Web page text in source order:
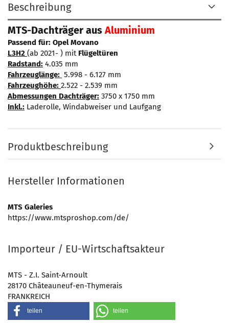
Beschreibung
MTS-Dachträger ausAluminium
Passend für: Opel Movano
L3H2 (ab 2021- ) mit Flügeltüren
Radstand: 4.035 mm
Fahrzeuglänge: 5.998 - 6.127 mm
Fahrzeughöhe: 2.522 - 2.539 mm
Abmessungen Dachträger: 3750 x 1750 mm
Inkl.: Laderolle, Windabweiser und Laufgang
Produktbeschreibung
Hersteller Informationen
MTS Galeries
https://www.mtsproshop.com/de/
Importeur / EU-Wirtschaftsakteur
MTS - Z.I. Saint-Arnoult
28170 Châteauneuf-en-Thymerais
FRANKREICH
teilen teilen